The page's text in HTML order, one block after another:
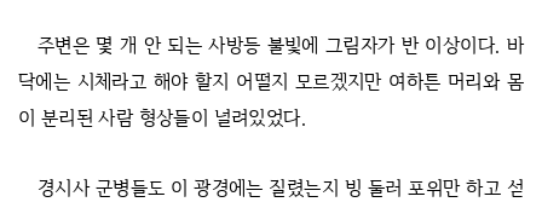
주변은 몇 개 안 되는 사방등 불빛에 그림자가 반 이상이다. 바
닥에는 시체라고 해야 할지 어떨지 모르겠지만 여하튼 머리와 몸
이 분리된 사람 형상들이 널려있었다.
경시사 군병들도 이 광경에는 질렸는지 빙 둘러 포위만 하고 섣